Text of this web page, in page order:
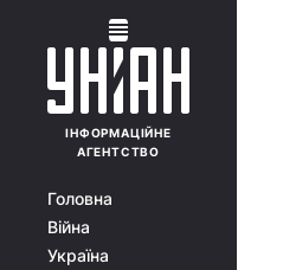
ІНФОРМАЦІЙНЕ
АГЕНТСТВО
Головна
Війна
Україна